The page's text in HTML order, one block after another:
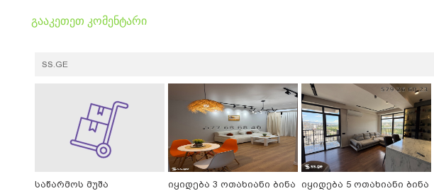
გააკეთეთ კომენტარი
SS.GE
საწარმოს მუშა
იყიდება 3 ოთახიანი ბინა იყიდება 5 ოთახიანი ბინა